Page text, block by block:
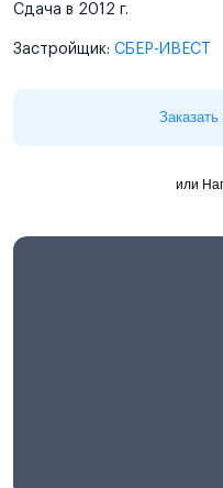
Сдача в 2012 г.
Застройщик: СБЕР-ИВЕСТ
или